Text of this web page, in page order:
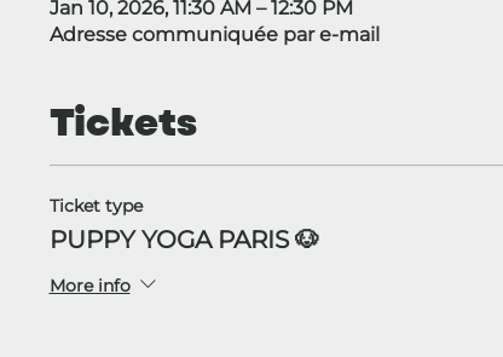
Jan 10, 2026, 11:30 AM – 12:30 PM
Adresse communiquée par e-mail
Tickets
Ticket type
PUPPY YOGA PARIS 🐶
More info